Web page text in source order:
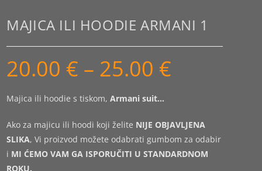
stranice
MAJICA ILI HOODIE ARMANI 1
20.00 € – 25.00 €
Majica ili hoodie s tiskom,Armani suit…
Ako za majicu ili hoodi koji želite NIJE OBJAVLJENA
SLIKA, Vi proizvod možete odabrati gumbom za odabir
i MI ĆEMO VAM GA ISPORUČITI U STANDARDNOM
ROKU.